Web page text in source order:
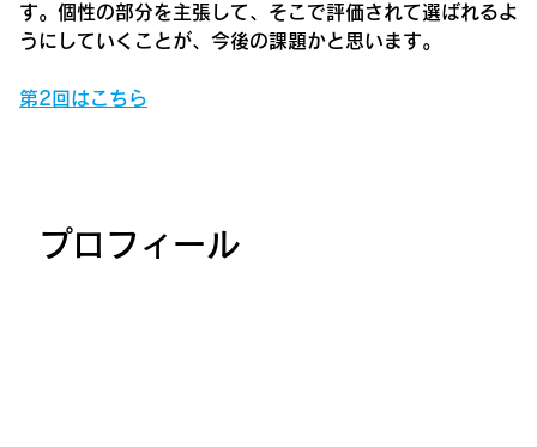
す。個性の部分を主張して、そこで評価されて選ばれるよ
うにしていくことが、今後の課題かと思います。
第2回はこちら
プロフィール